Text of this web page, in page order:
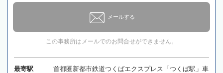
メールする
この事務所はメールでのお問合せができません。
最寄駅
首都圏新都市鉄道つくばエクスプレス「つくば駅」車